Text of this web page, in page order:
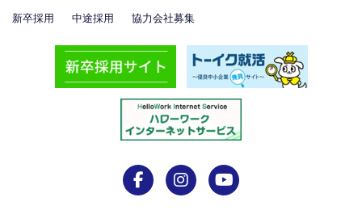
新卒採用 中途採用 協力会社募集